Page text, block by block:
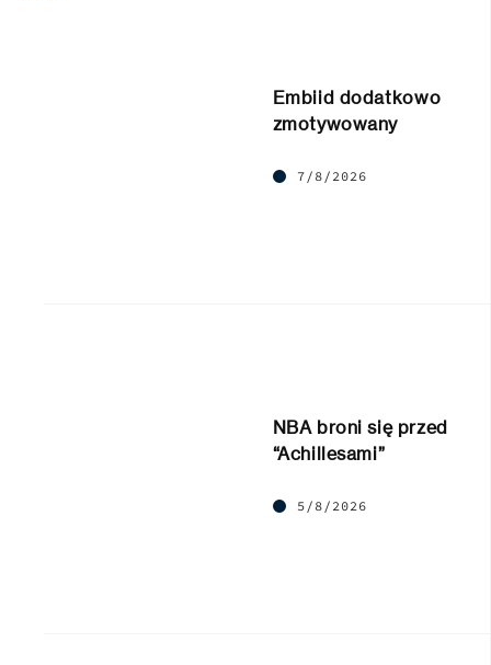
Embiid dodatkowo
zmotywowany
7/8/2026
NBA broni się przed
“Achillesami”
5/8/2026